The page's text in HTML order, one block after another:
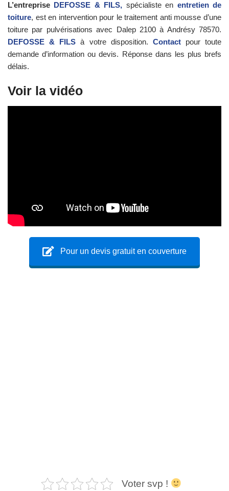
L’entreprise DEFOSSE & FILS, spécialiste en entretien de
toiture, est en intervention pour le traitement anti mousse d’une
toiture par pulvérisations avec Dalep 2100 à Andrésy 78570.
DEFOSSE & FILS à votre disposition. Contactpour toute
demande d’information ou devis. Réponse dans les plus brefs
délais.
Voir la vidéo
Pour un devis gratuit en couverture
Voter svp !